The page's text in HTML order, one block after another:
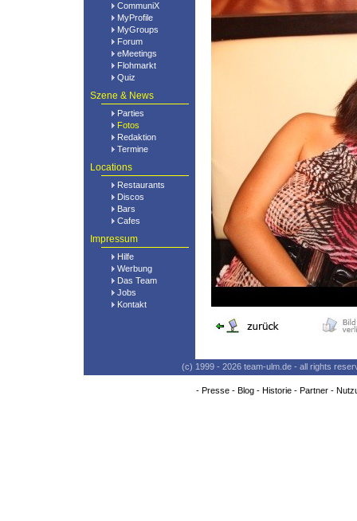
CommuniX
MyProfile
MyGroups
Forum
eMeetings
Flohmarkt
Quiz
Szene & News
Parties
Fotos
Redaktion
Termine
Locations
Restaurants
Discos
Bars
Cafes
Impressum
Hilfe
Werbung
Das Team
Jobs
Kontakt
(c) 1999 - 2026 team-ulm.de - all rights
- Presse- Blog- Historie- Partner-